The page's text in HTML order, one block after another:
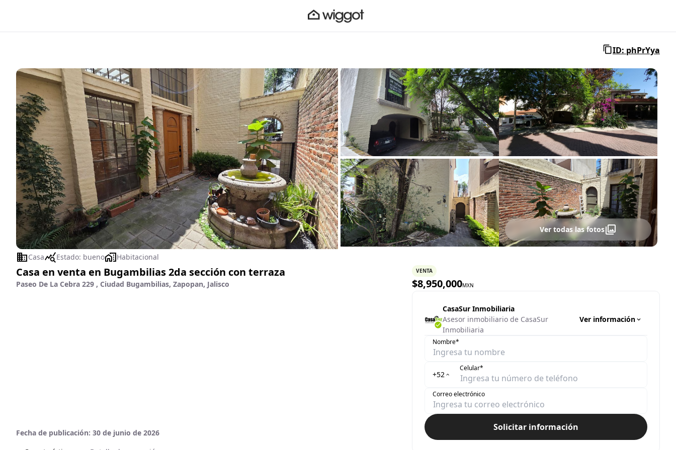
ID: phPrYya
Ver todas las fotos
Casa Estado: bueno Habitacional
Casa en venta en Bugambilias 2da sección con terraza
Paseo De La Cebra 229 , Ciudad Bugambilias, Zapopan, Jalisco
Fecha de publicación: 30 de junio de 2026
VENTA
$8,950,000MXN
CasaSur Inmobiliaria
Asesor inmobiliario de CasaSur
Inmobiliaria
Ver información
Nombre*
+52
Celular*
Correo electrónico
Solicitar información